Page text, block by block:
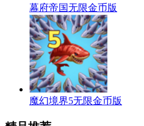
幕府帝国无限金币版
魔幻境界5无限金币版